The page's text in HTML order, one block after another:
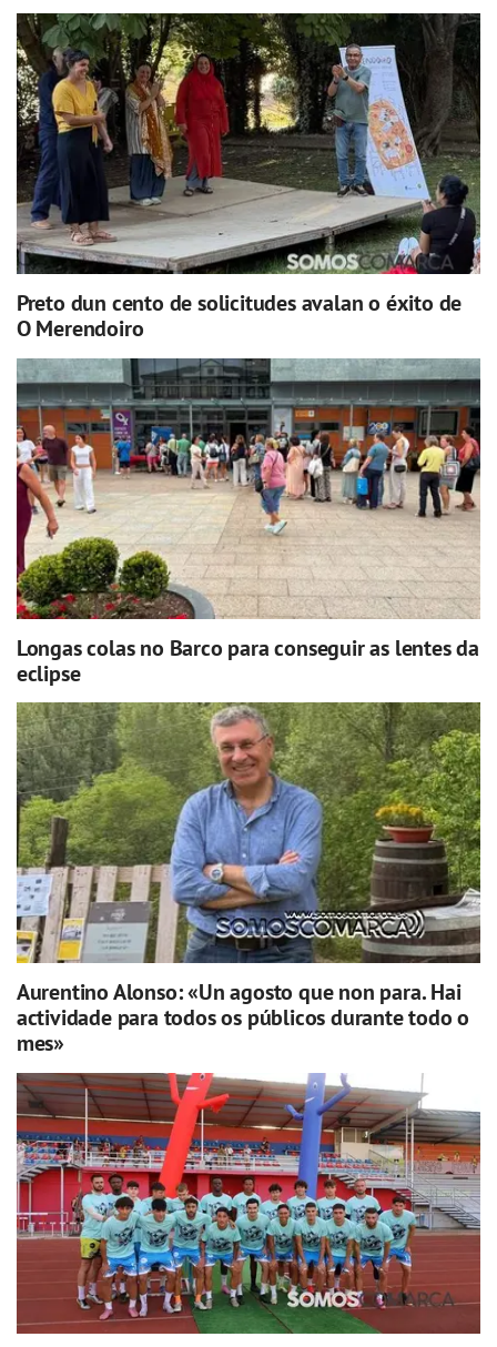
Preto dun cento de solicitudes avalan o éxito de
O Merendoiro
Longas colas no Barco para conseguir as lentes da
eclipse
Aurentino Alonso: «Un agosto que non para. Hai
actividade para todos os públicos durante todo o
mes»